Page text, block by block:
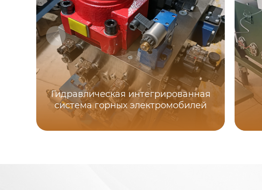
Гидравлическая интегрированная
система горных электромобилей